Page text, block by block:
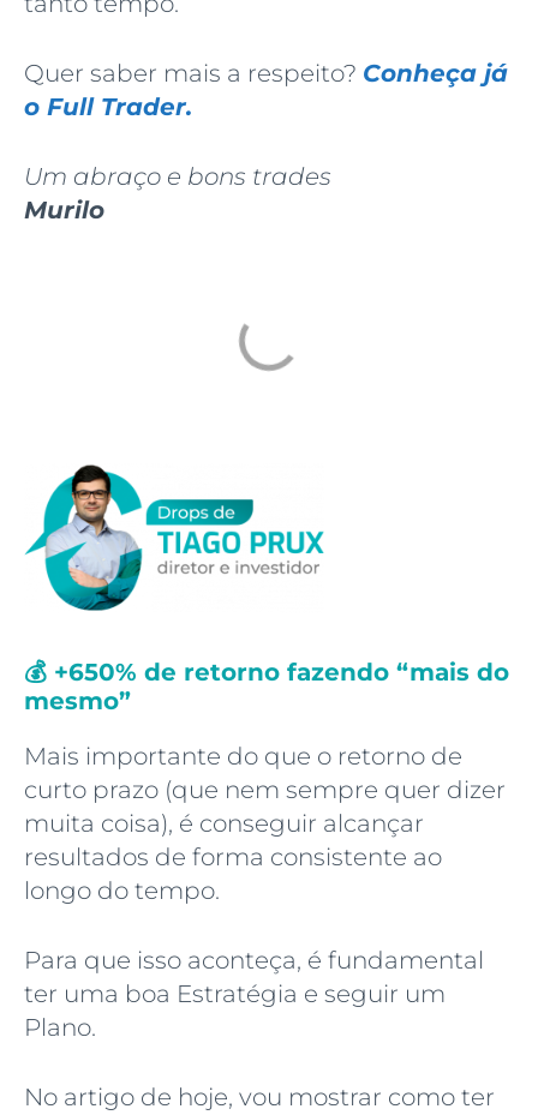
Quer saber mais a respeito? Conheça já
o Full Trader.
Um abraço e bons trades
Murilo
💰 +650% de retorno fazendo “mais do
mesmo”
Mais importante do que o retorno de
curto prazo (que nem sempre quer dizer
muita coisa), é conseguir alcançar
resultados de forma consistente ao
longo do tempo.
Para que isso aconteça, é fundamental
ter uma boa Estratégia e seguir um
Plano.
No artigo de hoje, vou mostrar como ter